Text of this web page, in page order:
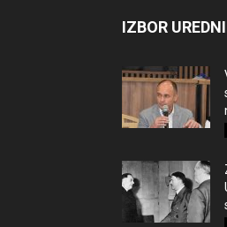
IZBOR